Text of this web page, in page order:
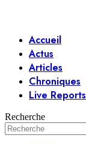
Accueil
Actus
Articles
Chroniques
Live Reports
Recherche